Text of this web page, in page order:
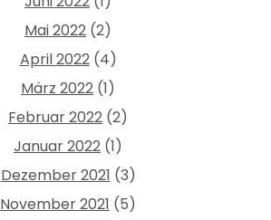
Mai 2022 (2)
April 2022(4)
März 2022 (1)
Februar 2022 (2)
Januar 2022 (1)
Dezember 2021 (3)
November 2021 (5)